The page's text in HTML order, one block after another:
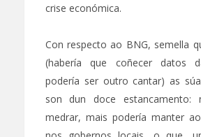
crise económica.
Con respecto ao BNG, semella
(habería que coñecer datos
podería ser outro cantar) as
son dun doce estancamento:
medrar, mais podería manter